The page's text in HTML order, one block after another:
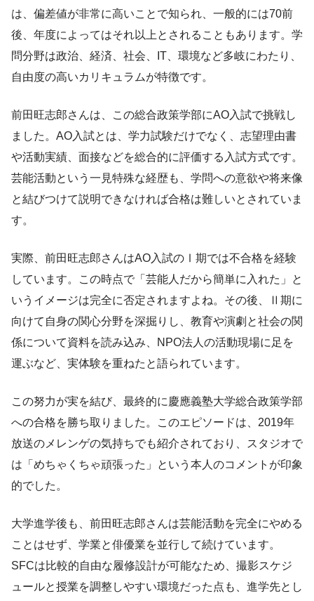
は、偏差値が非常に高いことで知られ、一般的には70前
後、年度によってはそれ以上とされることもあります。学
問分野は政治、経済、社会、IT、環境など多岐にわたり、
自由度の高いカリキュラムが特徴です。
前田旺志郎さんは、この総合政策学部にAO入試で挑戦し
ました。AO入試とは、学力試験だけでなく、志望理由書
や活動実績、面接などを総合的に評価する入試方式です。
芸能活動という一見特殊な経歴も、学問への意欲や将来像
と結びつけて説明できなければ合格は難しいとされていま
す。
実際、前田旺志郎さんはAO入試のⅠ期では不合格を経験
しています。この時点で「芸能人だから簡単に入れた」と
いうイメージは完全に否定されますよね。その後、Ⅱ期に
向けて自身の関心分野を深掘りし、教育や演劇と社会の関
係について資料を読み込み、NPO法人の活動現場に足を
運ぶなど、実体験を重ねたと語られています。
この努力が実を結び、最終的に慶應義塾大学総合政策学部
への合格を勝ち取りました。このエピソードは、2019年
放送のメレンゲの気持ちでも紹介されており、スタジオで
は「めちゃくちゃ頑張った」という本人のコメントが印象
的でした。
大学進学後も、前田旺志郎さんは芸能活動を完全にやめる
ことはせず、学業と俳優業を並行して続けています。
SFCは比較的自由な履修設計が可能なため、撮影スケジ
ュールと授業を調整しやすい環境だった点も、進学先とし